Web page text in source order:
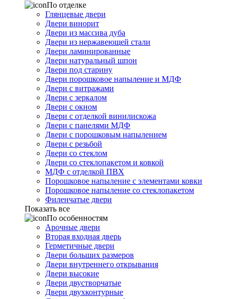
По отделке
Глянцевые двери
Двери винорит
Двери из массива дуба
Двери из нержавеющей стали
Двери ламинированные
Двери натуральный шпон
Двери под старину
Двери порошковое напыление и МДФ
Двери с витражами
Двери с зеркалом
Двери с окном
Двери с отделкой винилискожа
Двери с панелями МДФ
Двери с порошковым напылением
Двери с резьбой
Двери со стеклом
Двери со стеклопакетом и ковкой
МДФ с отделкой ПВХ
Порошковое напыление с элементами ковки
Порошковое напыление со стеклопакетом
Филенчатые двери
Показать все
По особенностям
Арочные двери
Вторая входная дверь
Герметичные двери
Двери больших размеров
Двери внутреннего открывания
Двери высокие
Двери двустворчатые
Двери двухконтурные